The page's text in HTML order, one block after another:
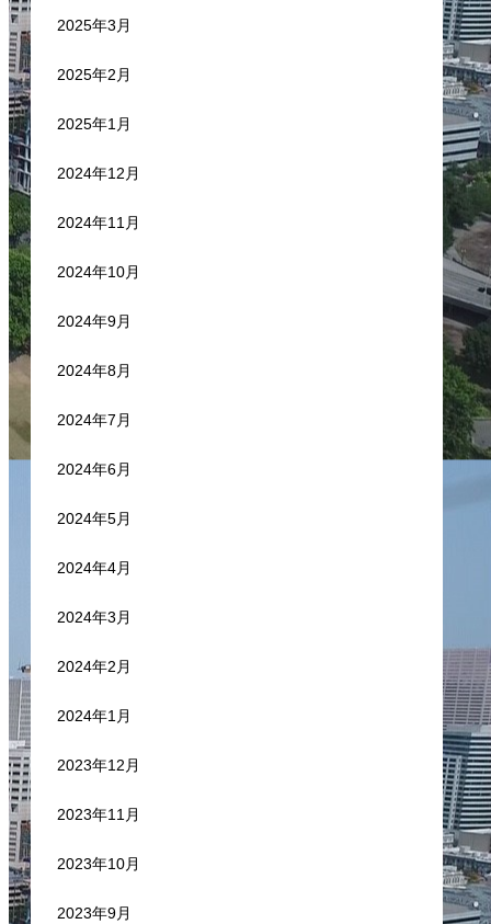
2025年3月
2025年2月
2025年1月
2024年12月
2024年11月
2024年10月
2024年9月
2024年8月
2024年7月
2024年6月
2024年5月
2024年4月
2024年3月
2024年2月
2024年1月
2023年12月
2023年11月
2023年10月
2023年9月